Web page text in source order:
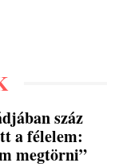
száz
a félelem:
megtörni”